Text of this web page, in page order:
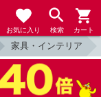
お気に入り 検索 カート
家具・インテリア